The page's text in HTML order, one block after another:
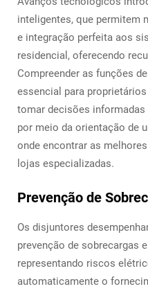
inteligentes, que permitem
e integração perfeita aos
residencial, oferecendo
Compreender as funções
essencial para
tomar decisões
por meio da orientação de
onde encontrar as
lojas especializadas.
Prevenção de
Os disjuntores
prevenção de sobrecargas
representando riscos
automaticamente o